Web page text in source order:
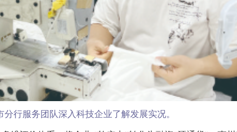
分行服务团队深入科技企业了解发展实况。